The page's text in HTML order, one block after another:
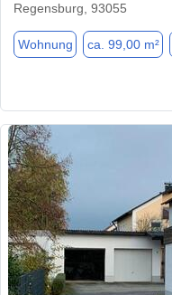
Regensburg, 93055
Wohnung ca. 99,00 m²